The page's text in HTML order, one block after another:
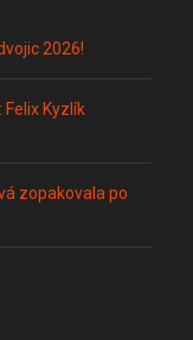
2026!
Kyzlík
zopakovala po